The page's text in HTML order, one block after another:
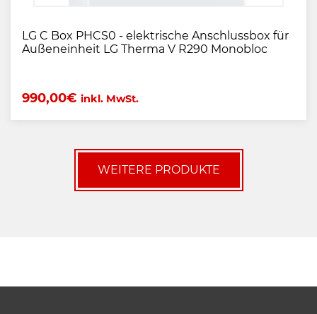
LG C Box PHCS0 - elektrische Anschlussbox für
Außeneinheit LG Therma V R290 Monobloc
990,00€ inkl. MwSt.
WEITERE PRODUKTE